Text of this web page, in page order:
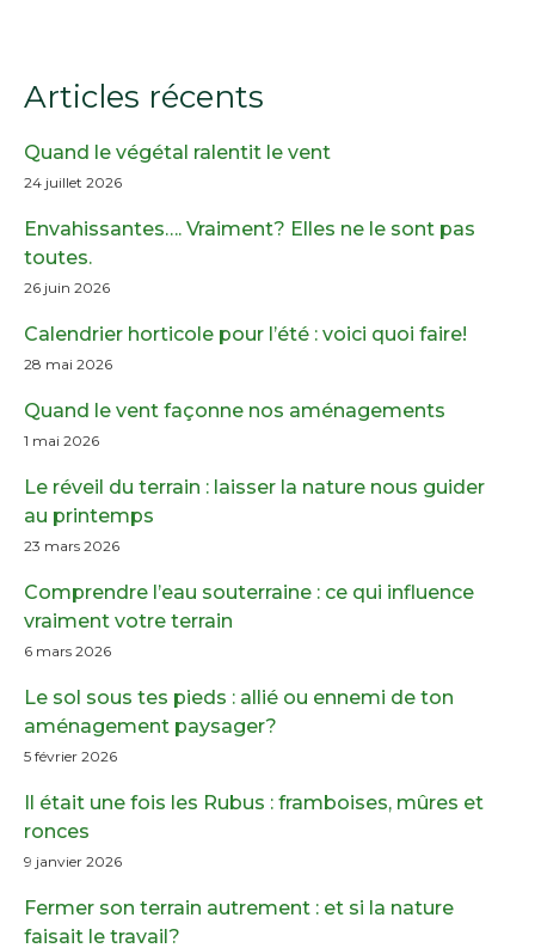
Articles récents
Quand le végétal ralentit le vent
24 juillet 2026
Envahissantes…. Vraiment? Elles ne le sont pas
toutes.
26 juin 2026
Calendrier horticole pour l’été : voici quoi faire!
28 mai 2026
Quand le vent façonne nos aménagements
1 mai 2026
Le réveil du terrain : laisser la nature nous guider
au printemps
23 mars 2026
Comprendre l’eau souterraine : ce qui influence
vraiment votre terrain
6 mars 2026
Le sol sous tes pieds : allié ou ennemi de ton
aménagement paysager?
5 février 2026
Il était une fois les Rubus : framboises, mûres et
ronces
9 janvier 2026
Fermer son terrain autrement : et si la nature
faisait le travail?